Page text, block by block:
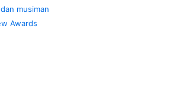
musiman
Awards